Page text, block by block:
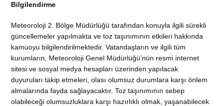
Bilgilendirme
Meteoroloji 2. Bölge Müdürlüğü tarafından konuyla ilgili sürekli
güncellemeler yapılmakta ve toz taşınımının etkileri hakkında
kamuoyu bilgilendirilmektedir. Vatandaşların ve ilgili tüm
kurumların, Meteoroloji Genel Müdürlüğü’nün resmi internet
sitesi ve sosyal medya hesapları üzerinden yapılacak
duyuruları takip etmeleri, olası olumsuz durumlara karşı önlem
almalarında fayda sağlayacaktır. Toz taşınımının sebep
olabileceği olumsuzluklara karşı hazırlıklı olmak, yaşanabilecek